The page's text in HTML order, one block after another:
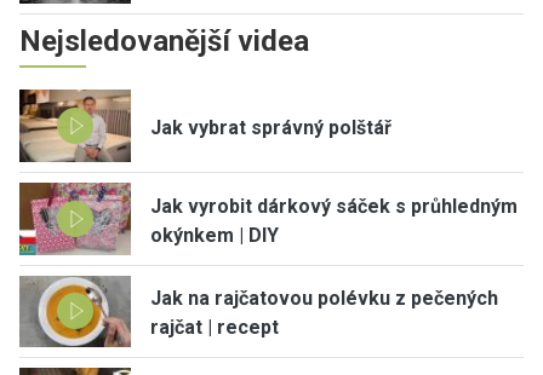
Nejsledovanější videa
Jak vybrat správný polštář
Jak vyrobit dárkový sáček s průhledným
okýnkem | DIY
Jak na rajčatovou polévku z pečených
rajčat | recept